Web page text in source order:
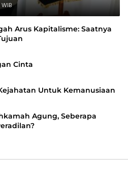
Arus Kapitalisme: Saatnya
Cinta
Untuk Kemanusiaan
Agung, Seberapa